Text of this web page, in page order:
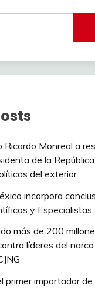
Ricardo Monreal a
de la
del exterior
incorpora
y Especialistas
más de 200
líderes del
primer importador